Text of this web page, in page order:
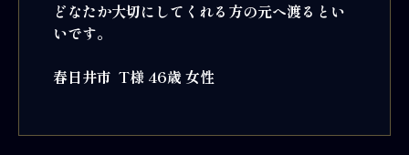
どなたか大切にしてくれる方の元へ渡るとい
いです。
春日井市 T様 46歳 女性